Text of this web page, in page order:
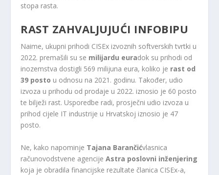
stopa rasta.
RAST ZAHVALJUJUĆI INFOBIPU
Naime, ukupni prihodi CISEx izvoznih softverskih tvrtki u
2022. premašili su se milijardu euradok su prihodi od
inozemstva dostigli 569 milijuna eura, koliko je rast od
39 posto u odnosu na 2021. godinu. Također, udio
izvoza u prihodu od prodaje u 2022. iznosio je 60 posto
te bilježi rast. Usporedbe radi, prosječni udio izvoza u
prihod cijele IT industrije u Hrvatskoj iznosio je 47
posto.
Ne, kako napominje Tajana Barančićvlasnica
računovodstvene agencijeAstra poslovni inženjering
koja je obradila financijske rezultate članica CISEx-a,